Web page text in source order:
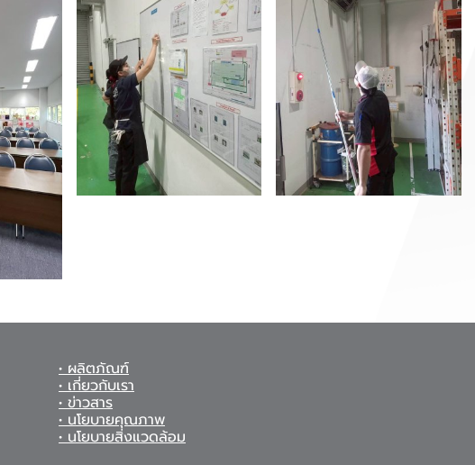
• ผลิตภัณฑ์
• เกี่ยวกับเรา
• ข่าวสาร
• นโยบายคุณภาพ
• นโยบายสิ่งแวดล้อม